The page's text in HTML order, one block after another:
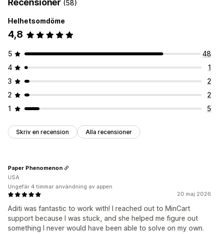
Recensioner (58)
Helhetsomdöme
4,8
5
48
4
1
3
2
2
2
1
5
Skriv en recension Alla recensioner
20 maj 2026
Aditi was fantastic to work with! I reached out to MinCart
support because I was stuck, and she helped me figure out
something I never would have been able to solve on my own.
Paper Phenomenon
USA
Ungefär 4 timmar användning av appen